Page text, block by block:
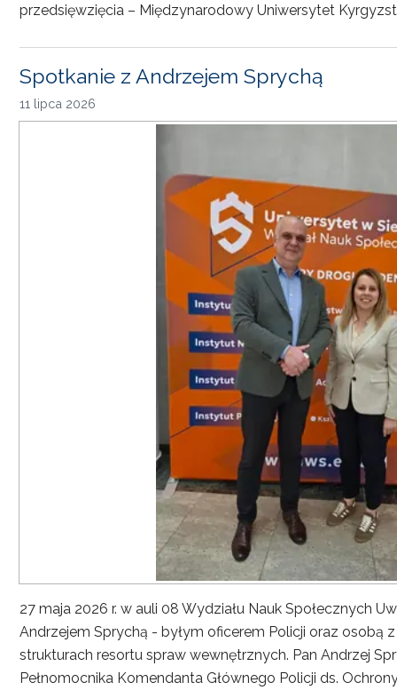
przedsięwzięcia – Międzynarodowy Uniwersytet
Spotkanie z Andrzejem Sprychą
11 lipca 2026
27 maja 2026 r. w auli 08 Wydziału Nauk Społecznych
Andrzejem Sprychą - byłym oficerem Policji oraz osobą
strukturach resortu spraw wewnętrznych. Pan Andrzej
Pełnomocnika Komendanta Głównego Policji ds.